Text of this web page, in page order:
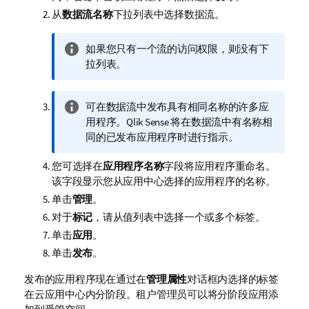
从数据流名称下拉列表中选择数据流。
信
息
如果您只有一个流的访问权限，则没有下
拉列表。
信
息
注
可在数据流中发布具有相同名称的许多应
用程序。 Qlik Sense将在数据流中有名称相
同的已发布应用程序时进行指示。
您可选择在应用程序名称字段将应用程序重命名。
该字段显示您从应用中心选择的应用程序的名称。
单击管理。
对于标记 ，请从值列表中选择一个或多个标签。
单击应用。
单击发布。
发布的应用程序现在通过在管理属性对话框内选择的标签
在云应用中心内分阶段。租户管理员可以将分阶段应用添